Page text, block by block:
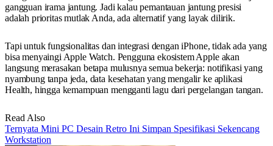
gangguan irama jantung. Jadi kalau pemantauan jantung presisi
adalah prioritas mutlak Anda, ada alternatif yang layak dilirik.
Tapi untuk fungsionalitas dan integrasi dengan iPhone, tidak ada yang
bisa menyaingi Apple Watch. Pengguna ekosistem Apple akan
langsung merasakan betapa mulusnya semua bekerja: notifikasi yang
nyambung tanpa jeda, data kesehatan yang mengalir ke aplikasi
Health, hingga kemampuan mengganti lagu dari pergelangan tangan.
Read Also
Ternyata Mini PC Desain Retro Ini Simpan Spesifikasi Sekencang
Workstation